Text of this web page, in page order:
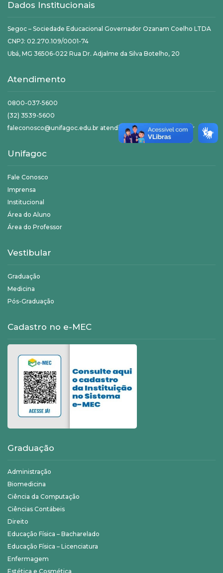
Dados Institucionais
Segoc – Sociedade Educacional Governador Ozanam Coelho LTDA
CNPJ: 02.270.109/0001-74
Ubá, MG 36506-022 Rua Dr. Adjalme da Silva Botelho, 20
Atendimento
0800-037-5600
(32) 3539-5600
faleconosco@unifagoc.edu.br atendimento@unifagoc.edu.br
Unifagoc
Fale Conosco
Imprensa
Institucional
Área do Aluno
Área do Professor
Vestibular
Graduação
Medicina
Pós-Graduação
Cadastro no e-MEC
Graduação
Administração
Biomedicina
Ciência da Computação
Ciências Contábeis
Direito
Educação Física – Bacharelado
Educação Física – Licenciatura
Enfermagem
Estética e Cosmética